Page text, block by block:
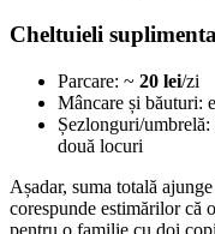
Cheltuieli
Parcare: ~ 20 lei/zi
Mâncare și băuturi:
Șezlonguri/
două locuri
Așadar, suma totală
corespunde estimărilor că
pentru o familie cu doi